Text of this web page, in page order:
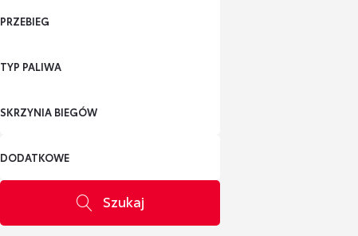
PRZEBIEG
TYP PALIWA
SKRZYNIA BIEGÓW
DODATKOWE
Szukaj